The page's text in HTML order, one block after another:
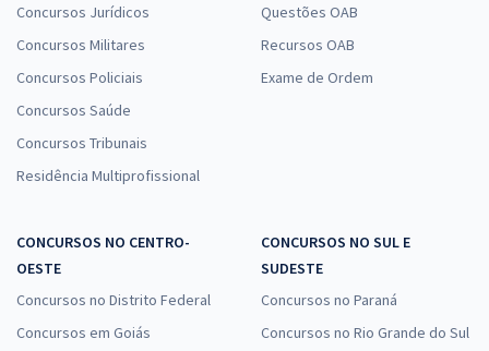
Concursos Jurídicos
Concursos Militares
Concursos Policiais
Concursos Saúde
Concursos Tribunais
Residência Multiprofissional
Questões OAB
Recursos OAB
Exame de Ordem
CONCURSOS NO CENTRO-
OESTE
Concursos no Distrito Federal
Concursos em Goiás
CONCURSOS NO SUL E
SUDESTE
Concursos no Paraná
Concursos no Rio Grande do Sul